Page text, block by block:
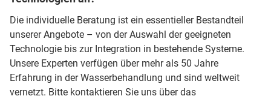
Die individuelle Beratung ist ein essentieller Bestandteil
unserer Angebote – von der Auswahl der geeigneten
Technologie bis zur Integration in bestehende Systeme.
Unsere Experten verfügen über mehr als 50 Jahre
Erfahrung in der Wasserbehandlung und sind weltweit
vernetzt. Bitte kontaktieren Sie uns über das